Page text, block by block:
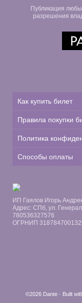
Публикация
разрешения
Как купить билет
Правила покупки
Политика
Способы оплаты
ИП Гаялов Игорь
Адрес: СПб, ул.
780536327576
ОГРНИП
©2026 Dante · Built